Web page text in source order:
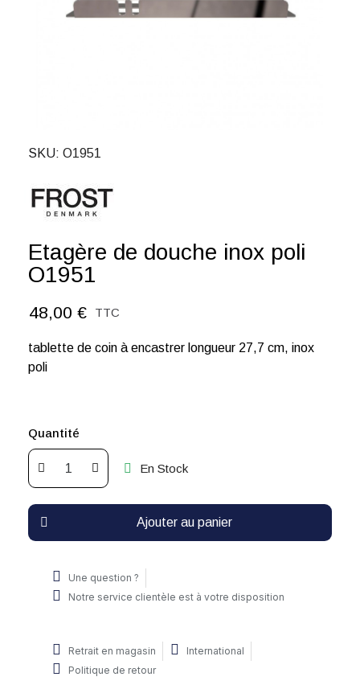
SKU O1951
Etagère de douche inox poli
O1951
48,00 € TTC
tablette de coin à encastrer longueur 27,7 cm, inox
poli
Quantité
En Stock
Ajouter au panier
Une question ?
Notre service clientèle est à votre disposition
Retrait en magasin
International
Politique de retour